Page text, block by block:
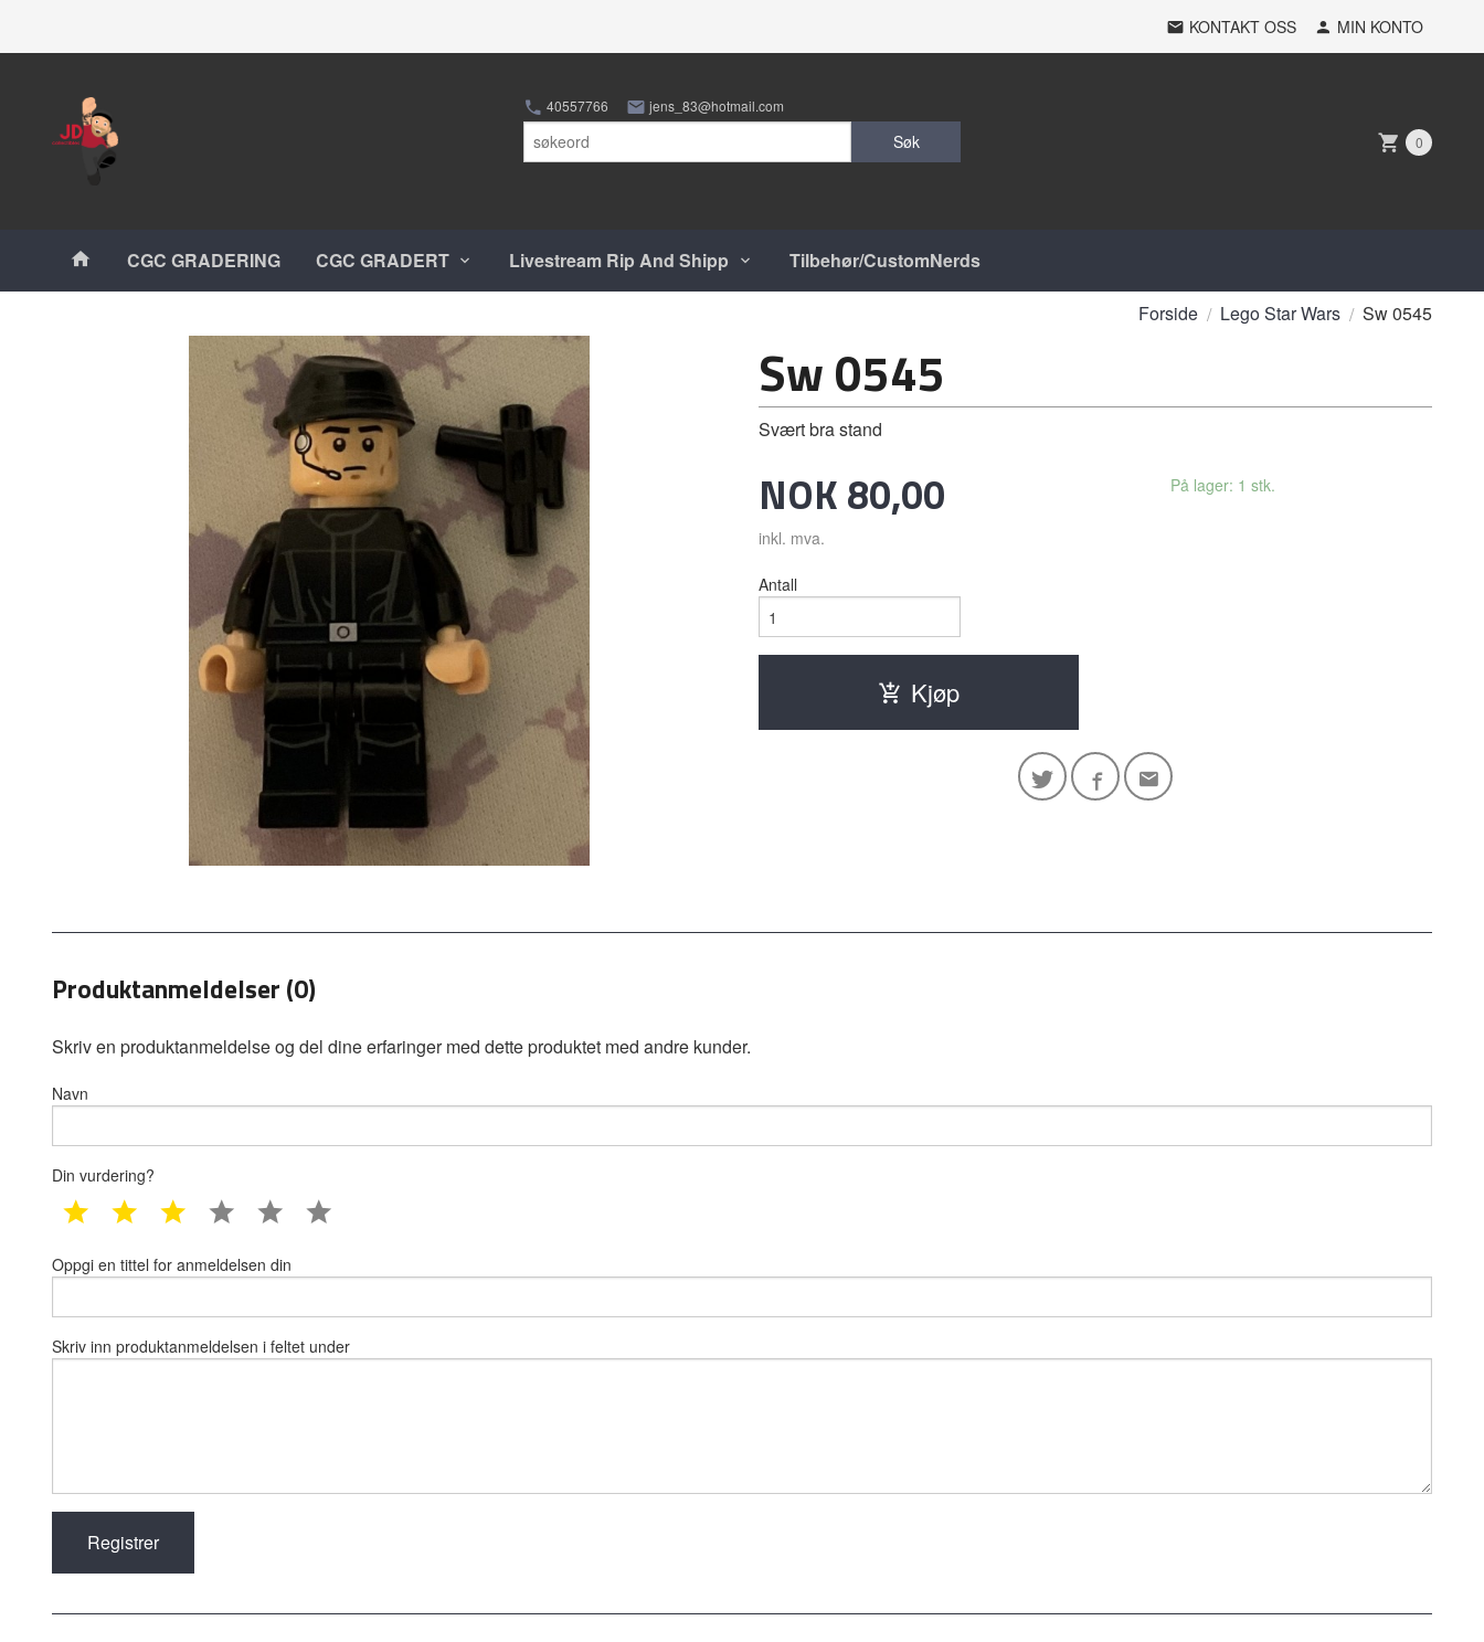
KONTAKT OSS MIN KONTO
40557766 jens_83@hotmail.com
Søk 0
Produkter
CGC GRADERING CGC GRADERT Livestream Rip And Shipp Tilbehør/CustomNerds
Forside Lego Star Wars Sw 0545
Sw 0545
Svært bra stand
Pris
NOK80,00
inkl. mva.
På lager: 1 stk.
Antall
Kjøp
Produktanmeldelser (0)
Skriv en produktanmeldelse og del dine erfaringer med dette produktet med andre kunder.
Navn
Din vurdering?
1 star 2 star 3 star 4 star 5 star
Oppgi en tittel for anmeldelsen din
Skriv inn produktanmeldelsen i feltet under